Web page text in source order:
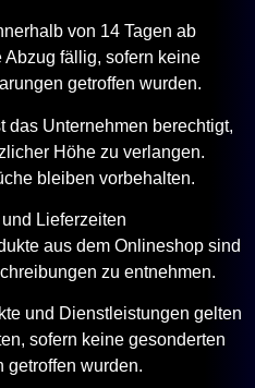
von 14 Tagen ab
fällig, sofern keine
getroffen wurden.
das Unternehmen berechtigt,
Höhe zu verlangen.
bleiben vorbehalten.
Lieferzeiten
aus dem Onlineshop sind
zu entnehmen.
und Dienstleistungen gelten
sofern keine gesonderten
getroffen wurden.